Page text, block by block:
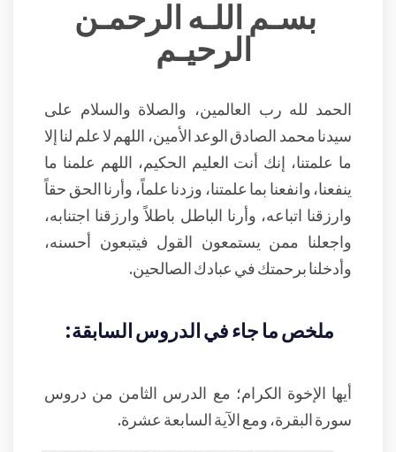
بسـم اللـه الرحمـن
الرحيـم
الحمد لله رب العالمين، والصلاة والسلام على
سيدنا محمد الصادق الوعد الأمين، اللهم لا علم لنا إلا
ما علمتنا، إنك أنت العليم الحكيم، اللهم علمنا ما
ينفعنا، وانفعنا بما علمتنا، وزدنا علماً، وأرنا الحق حقاً
وارزقنا اتباعه، وأرنا الباطل باطلاً وارزقنا اجتنابه،
واجعلنا ممن يستمعون القول فيتبعون أحسنه،
وأدخلنا برحمتك في عبادك الصالحين.
ملخص ما جاء في الدروس السابقة:
أيها الإخوة الكرام؛ مع الدرس الثامن من دروس
سورة البقرة، ومع الآية السابعة عشرة.